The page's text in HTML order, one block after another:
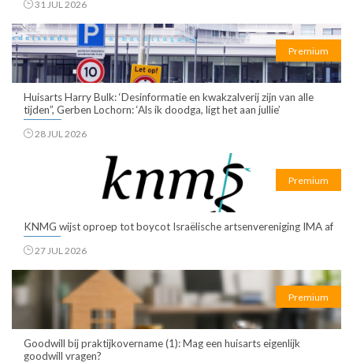
31 JUL 2026
Premium
Huisarts Harry Bulk: ‘Desinformatie en kwakzalverij zijn van alle
tijden”, Gerben Lochorn: ‘Als ik doodga, ligt het aan jullie’
28 JUL 2026
Premium
KNMG wijst oproep tot boycot Israëlische artsenvereniging IMA af
27 JUL 2026
Premium
Goodwill bij praktijkovername (1): Mag een huisarts eigenlijk
goodwill vragen?